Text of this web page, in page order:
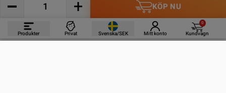
KÖP NU
Produkter Privat Svenska/SEK Mitt konto
0
Kundvagn